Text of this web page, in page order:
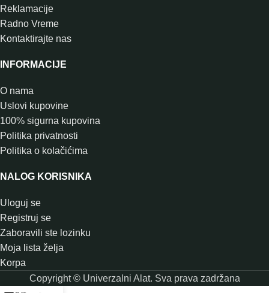
Reklamacije
Radno Vreme
Kontaktirajte nas
INFORMACIJE
O nama
Uslovi kupovine
100% sigurna kupovina
Politika privatnosti
Politika o kolačićima
NALOG KORISNIKA
Uloguj se
Registruj se
Zaboravili ste lozinku
Moja lista želja
Korpa
Copyright © Univerzalni Alat. Sva prava zadržana